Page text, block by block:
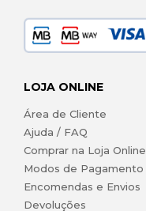
LOJA ONLINE
Área de Cliente
Ajuda / FAQ
Comprar na Loja Online
Modos de Pagamento
Encomendas e Envios
Devoluções